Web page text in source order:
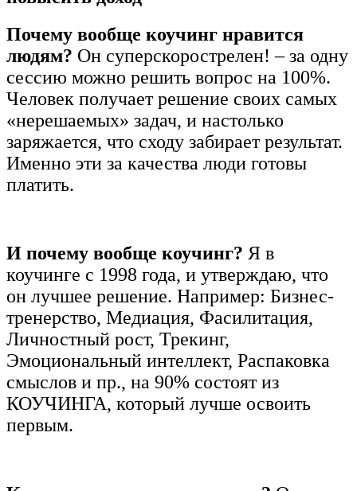
Почему вообще коучинг нравится
людям? Он суперскорострелен! – за одну
сессию можно решить вопрос на 100%.
Человек получает решение своих самых
«нерешаемых» задач, и настолько
заряжается, что сходу забирает результат.
Именно эти за качества люди готовы
платить.
И почему вообще коучинг? Я в
коучинге с 1998 года, и утверждаю, что
он лучшее решение. Например: Бизнес-
тренерство, Медиация, Фасилитация,
Личностный рост, Трекинг,
Эмоциональный интеллект, Распаковка
смыслов и пр., на 90% состоят из
КОУЧИНГА, который лучше освоить
первым.